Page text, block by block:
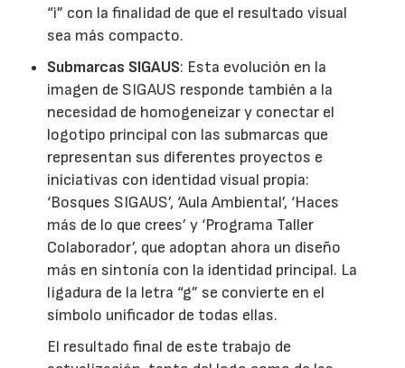
“i” con la finalidad de que el resultado visual
sea más compacto.
Submarcas SIGAUS: Esta evolución en la
imagen de SIGAUS responde también a la
necesidad de homogeneizar y conectar el
logotipo principal con las submarcas que
representan sus diferentes proyectos e
iniciativas con identidad visual propia:
‘Bosques SIGAUS’, ‘Aula Ambiental’, ‘Haces
más de lo que crees’ y ‘Programa Taller
Colaborador’, que adoptan ahora un diseño
más en sintonía con la identidad principal. La
ligadura de la letra “g” se convierte en el
símbolo unificador de todas ellas.
El resultado final de este trabajo de